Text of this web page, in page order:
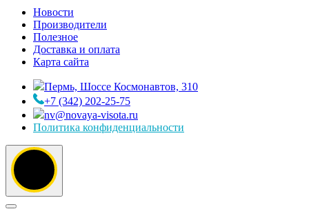
Новости
Производители
Полезное
Доставка и оплата
Карта сайта
Пермь, Шоссе Космонавтов, 310
+7 (342) 202-25-75
nv@novaya-visota.ru
Политика конфиденциальности